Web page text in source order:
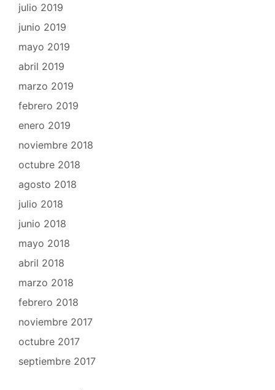
julio 2019
junio 2019
mayo 2019
abril 2019
marzo 2019
febrero 2019
enero 2019
noviembre 2018
octubre 2018
agosto 2018
julio 2018
junio 2018
mayo 2018
abril 2018
marzo 2018
febrero 2018
noviembre 2017
octubre 2017
septiembre 2017